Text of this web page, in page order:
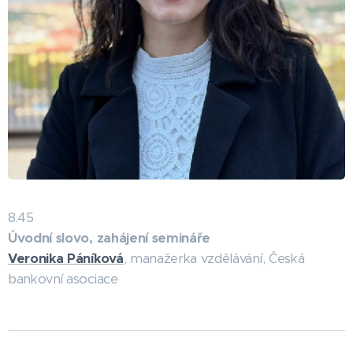
8.45
Úvodní slovo, zahájení semináře
Veronika Páníková, manažerka vzdělávání, Česká
bankovní asociace